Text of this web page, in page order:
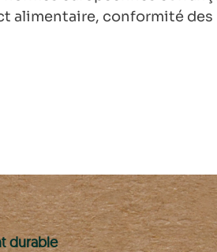
alimentaire, conformité des
durable